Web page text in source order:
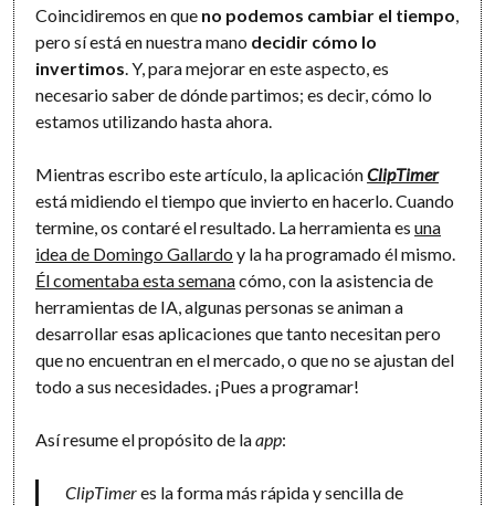
Coincidiremos en que no podemos cambiar el tiempo
pero sí está en nuestra mano decidir cómo lo
invertimos . Y, para mejorar en este aspecto, es
necesario saber de dónde partimos; es decir, cómo lo
estamos utilizando hasta ahora.
Mientras escribo este artículo, la aplicaciónClipTimer
está midiendo el tiempo que invierto en hacerlo. Cuando
termine, os contaré el resultado. La herramienta esuna
idea de Domingo Gallardo y la ha programado él mismo.
Él comentaba esta semanacómo, con la asistencia de
herramientas de IA, algunas personas se animan a
desarrollar esas aplicaciones que tanto necesitan pero
que no encuentran en el mercado, o que no se ajustan del
todo a sus necesidades. ¡Pues a programar!
Así resume el propósito de laapp:
ClipTimeres la forma más rápida y sencilla de